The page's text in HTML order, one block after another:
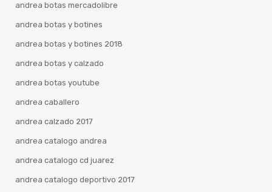
andrea botas mercadolibre
andrea botas y botines
andrea botas y botines 2018
andrea botas y calzado
andrea botas youtube
andrea caballero
andrea calzado 2017
andrea catalogo andrea
andrea catalogo cd juarez
andrea catalogo deportivo 2017